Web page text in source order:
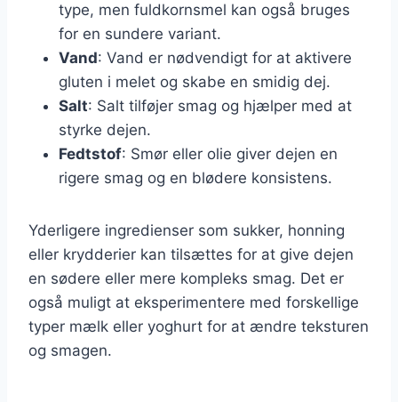
type, men fuldkornsmel kan også bruges
for en sundere variant.
Vand: Vand er nødvendigt for at aktivere
gluten i melet og skabe en smidig dej.
Salt: Salt tilføjer smag og hjælper med at
styrke dejen.
Fedtstof: Smør eller olie giver dejen en
rigere smag og en blødere konsistens.
Yderligere ingredienser som sukker, honning
eller krydderier kan tilsættes for at give dejen
en sødere eller mere kompleks smag. Det er
også muligt at eksperimentere med forskellige
typer mælk eller yoghurt for at ændre teksturen
og smagen.